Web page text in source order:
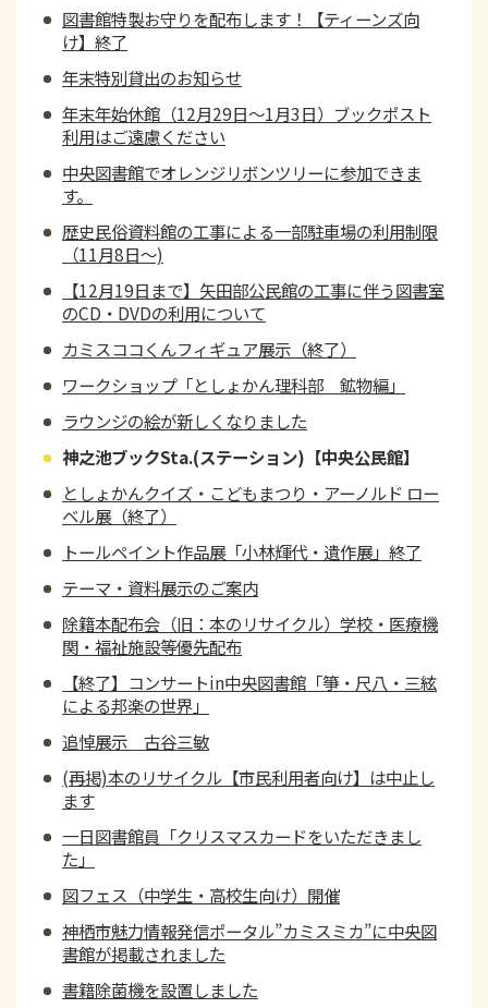
図書館特製お守りを配布します！【ティーンズ向
け】終了
年末特別貸出のお知らせ
年末年始休館（12月29日～1月3日）ブックポスト
利用はご遠慮ください
中央図書館でオレンジリボンツリーに参加できま
す。
歴史民俗資料館の工事による一部駐車場の利用制限
（11月8日～)
【12月19日まで】矢田部公民館の工事に伴う図書室
のCD・DVDの利用について
カミスココくんフィギュア展示（終了）
ワークショップ「としょかん理科部 鉱物編」
ラウンジの絵が新しくなりました
神之池ブックSta.(ステーション)【中央公民館】
としょかんクイズ・こどもまつり・アーノルド ロー
ベル展（終了）
トールペイント作品展「小林輝代・遺作展」終了
テーマ・資料展示のご案内
除籍本配布会（旧：本のリサイクル）学校・医療機
関・福祉施設等優先配布
【終了】コンサートin中央図書館「箏・尺八・三絃
による邦楽の世界」
追悼展示 古谷三敏
(再掲)本のリサイクル【市民利用者向け】は中止し
ます
一日図書館員「クリスマスカードをいただきまし
た」
図フェス（中学生・高校生向け）開催
神栖市魅力情報発信ポータル”カミスミカ”に中央図
書館が掲載されました
書籍除菌機を設置しました